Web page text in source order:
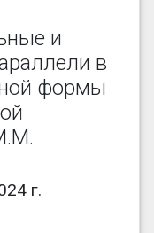
и
в
формы
г.